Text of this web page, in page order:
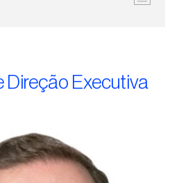
Direção Executiva